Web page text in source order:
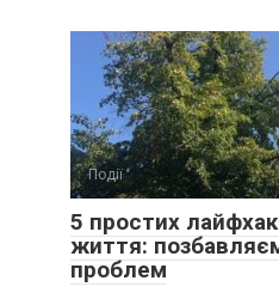
Події
5 простих
життя:
проблем